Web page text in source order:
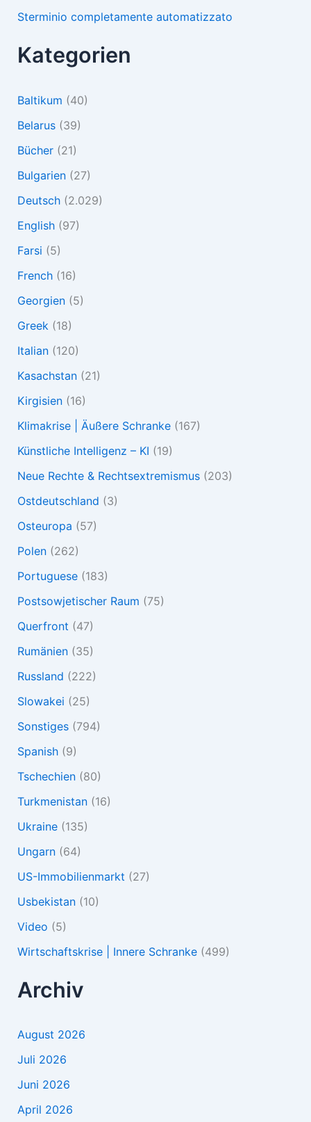
Sterminio completamente automatizzato
Kategorien
Baltikum (40)
Belarus(39)
Bücher(21)
Bulgarien(27)
Deutsch(2.029)
English(97)
Farsi (5)
French(16)
Georgien(5)
Greek (18)
Italian(120)
Kasachstan(21)
Kirgisien(16)
Klimakrise | Äußere Schranke(167)
Künstliche Intelligenz – KI (19)
Neue Rechte & Rechtsextremismus(203)
Ostdeutschland (3)
Osteuropa (57)
Polen(262)
Portuguese(183)
Postsowjetischer Raum (75)
Querfront (47)
Rumänien(35)
Russland (222)
Slowakei (25)
Sonstiges(794)
Spanish(9)
Tschechien(80)
Turkmenistan(16)
Ukraine(135)
Ungarn(64)
US-Immobilienmarkt (27)
Usbekistan(10)
Video (5)
Wirtschaftskrise | Innere Schranke(499)
Archiv
August 2026
Juli 2026
Juni 2026
April 2026